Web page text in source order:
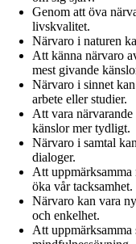
Genom att öva
livskvalitet.
Närvaro i naturen
Att känna närvaro
mest givande
Närvaro i sinnet
arbete eller studier.
Att vara
känslor mer tydligt.
Närvaro i samtal
dialoger.
Att
öka vår tacksamhet.
Närvaro kan vara
och enkelhet.
Att